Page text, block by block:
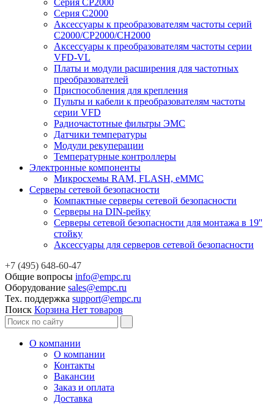
Серия CP2000
Серия C2000
Аксессуары к преобразователям частоты серий
С2000/CP2000/CH2000
Аксессуары к преобразователям частоты серии
VFD-VL
Платы и модули расширения для частотных
преобразователей
Приспособления для крепления
Пульты и кабели к преобразователям частоты
серии VFD
Радиочастотные фильтры ЭМС
Датчики температуры
Модули рекуперации
Температурные контроллеры
Электронные компоненты
Микросхемы RAM, FLASH, eMMC
Серверы сетевой безопасности
Компактные серверы сетевой безопасности
Серверы на DIN-рейку
Серверы сетевой безопасности для монтажа в 19''
стойку
Аксессуары для серверов сетевой безопасности
+7 (495) 648-60-47
Общие вопросы info@empc.ru
Оборудование sales@empc.ru
Тех. поддержка support@empc.ru
Поиск Корзина Нет товаров
О компании
О компании
Контакты
Вакансии
Заказ и оплата
Доставка